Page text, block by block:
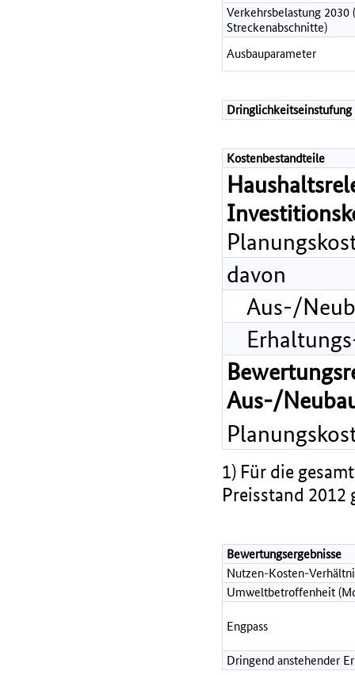
Verkehrsbelastung
Streckenabschnitte)
Ausbauparameter
Dringlichkeitseinstufung
Kostenbestandteile
davon
Aus-/
Aus-/
1) Für die
Preisstand 2012
Bewertungsergebnisse
Nutzen-Kosten-
Umweltbetroffenheit
Engpass
Dringend anstehender